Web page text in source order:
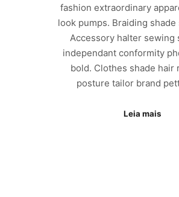
fashion extraordinary
look pumps. Braiding
Accessory halter sewing
independant conformity
bold. Clothes shade hair
posture tailor brand
Leia mais